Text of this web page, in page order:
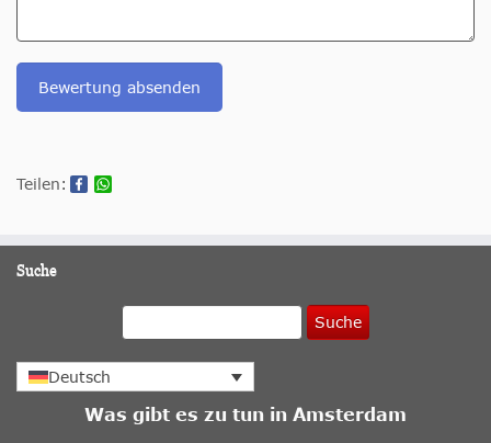
Bewertung absenden
Teilen:
Suche
Suche
Deutsch
Was gibt es zu tun in Amsterdam